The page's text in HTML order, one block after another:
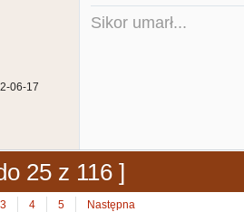
06-17
Sikor umarł...
25 z 116 ]
3 4 5 Następna